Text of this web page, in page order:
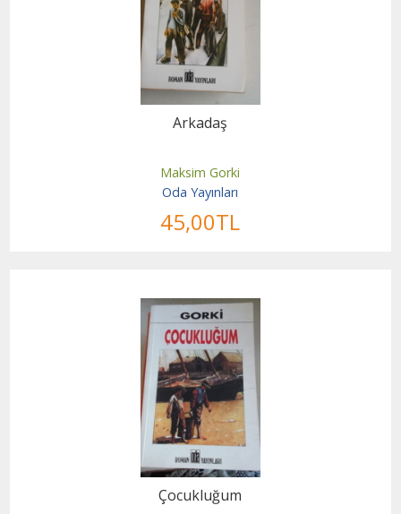
Arkadaş
Maksim Gorki
Oda Yayınları
45,00TL
Çocukluğum